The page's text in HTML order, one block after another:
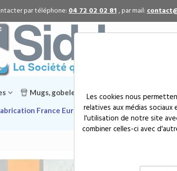
Les cookies nous
relatives aux médias
l'utilisation de notre site
combiner celles-ci avec
par téléphone:04 72 02 02 81, par mail:
Mugs, gobelets & gourdes publicitaires
France Europe Promotions